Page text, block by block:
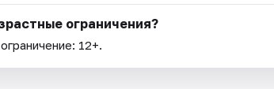
ограничения?
12+.